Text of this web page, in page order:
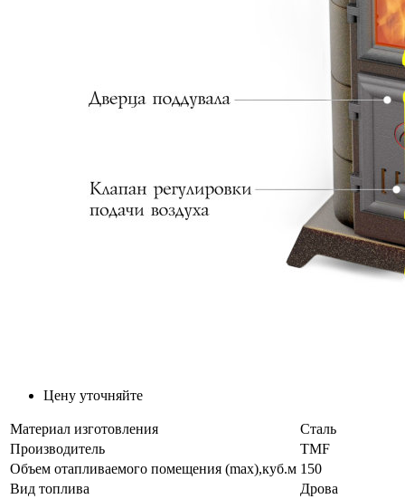
Цену уточняйте
Материал изготовления
Сталь
Производитель
TMF
Объем отапливаемого помещения (max),куб.м 150
Вид топлива
Дрова